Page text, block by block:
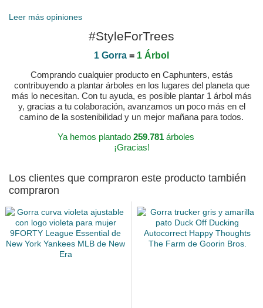
Leer más opiniones
#StyleForTrees
1 Gorra = 1 Árbol
Comprando cualquier producto en Caphunters, estás
contribuyendo a plantar árboles en los lugares del planeta que
más lo necesitan. Con tu ayuda, es posible plantar 1 árbol más
y, gracias a tu colaboración, avanzamos un poco más en el
camino de la sostenibilidad y un mejor mañana para todos.
Ya hemos plantado 259.781 árboles
¡Gracias!
Los clientes que compraron este producto también
compraron